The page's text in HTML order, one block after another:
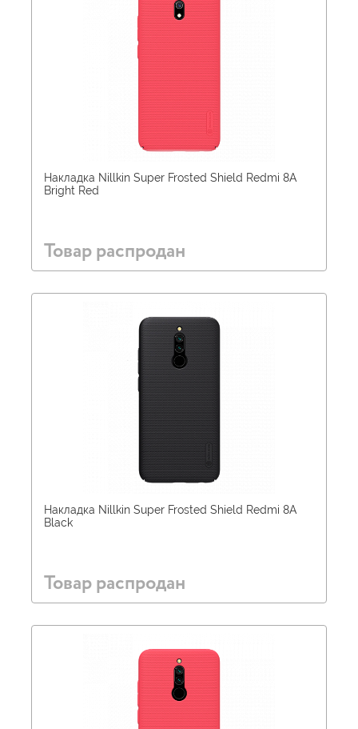
Накладка Nillkin Super Frosted Shield Redmi 8A
Bright Red
Товар распродан
Накладка Nillkin Super Frosted Shield Redmi 8A
Black
Товар распродан